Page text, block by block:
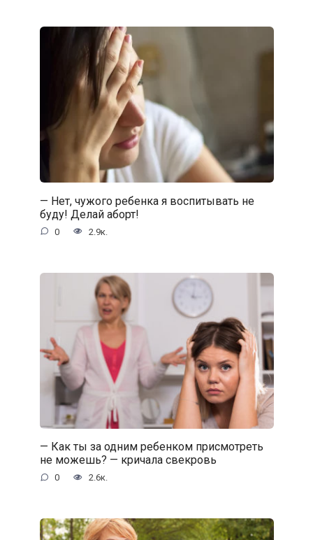
— Нет, чужого ребенка я воспитывать не
буду! Делай аборт!
0 2.9к.
— Как ты за одним ребенком присмотреть
не можешь? — кричала свекровь
0 2.6к.